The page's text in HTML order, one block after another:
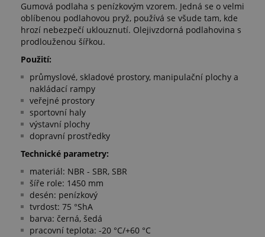
Gumová podlaha s penízkovým vzorem. Jedná se o velmi
oblíbenou podlahovou pryž, používá se všude tam, kde
hrozí nebezpečí uklouznutí. Olejivzdorná podlahovina s
prodlouženou šířkou.
Použití: ​
průmyslové, skladové prostory, manipulační plochy a
nakládací rampy
veřejné prostory
sportovní haly
výstavní plochy
dopravní prostředky
Technické parametry:
materiál: NBR - SBR, SBR
šíře role: 1450 mm
desén: penízkový
tvrdost: 75 °ShA
barva: černá, šedá
pracovní teplota: -20 °C/+60 °C